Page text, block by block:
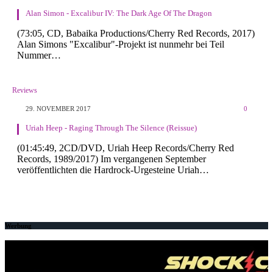
Alan Simon - Excalibur IV: The Dark Age Of The Dragon
(73:05, CD, Babaika Productions/Cherry Red Records, 2017)
Alan Simons "Excalibur"-Projekt ist nunmehr bei Teil
Nummer…
Reviews
29. NOVEMBER 2017 0
Uriah Heep - Raging Through The Silence (Reissue)
(01:45:49, 2CD/DVD, Uriah Heep Records/Cherry Red
Records, 1989/2017) Im vergangenen September
veröffentlichten die Hardrock-Urgesteine Uriah…
Werbung